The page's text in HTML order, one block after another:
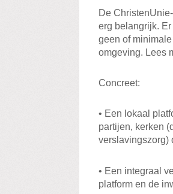
De
erg belangrijk.
geen of
omgeving. Lees
Concreet:
• Een lokaal
partijen, kerken
verslavingszorg)
• Een integraal
platform en de